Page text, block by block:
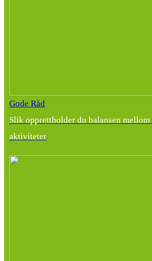
Gode Råd
Slik opprettholder du balansen
aktiviteter